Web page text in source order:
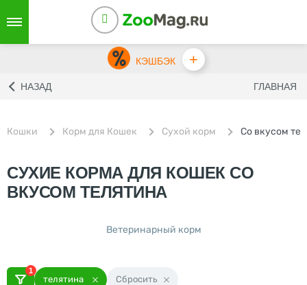
КЭШБЭК +
НАЗАД ГЛАВНАЯ
Кошки Корм для Кошек Сухой корм Со вкусом
СУХИЕ КОРМА ДЛЯ КОШЕК CО
ВКУСОМ ТЕЛЯТИНА
Ветеринарный корм
1
телятина Сбросить